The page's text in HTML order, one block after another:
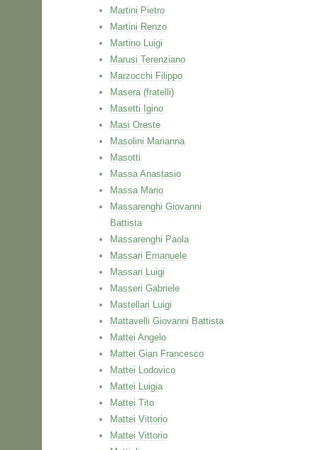
Martini Pietro
Martini Renzo
Martino Luigi
Marusi Terenziano
Marzocchi Filippo
Masera (fratelli)
Masetti Igino
Masi Oreste
Masolini Marianna
Masotti
Massa Anastasio
Massa Mario
Massarenghi Giovanni
Battista
Massarenghi Paola
Massari Emanuele
Massari Luigi
Masseri Gabriele
Mastellari Luigi
Mattavelli Giovanni Battista
Mattei Angelo
Mattei Gian Francesco
Mattei Lodovico
Mattei Luigia
Mattei Tito
Mattei Vittorio
Mattei Vittorio